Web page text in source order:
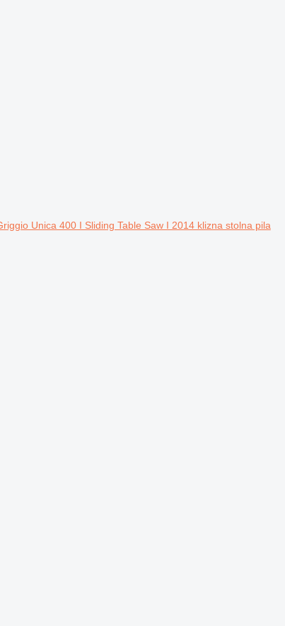
Unica 400 I Sliding Table Saw I 2014 klizna stolna pila